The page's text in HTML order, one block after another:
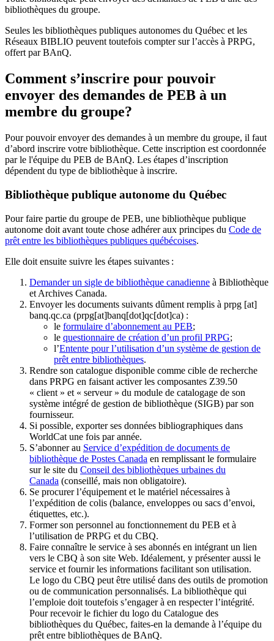
bibliothèques du groupe.
Seules les bibliothèques publiques autonomes du Québec et les
Réseaux BIBLIO peuvent toutefois compter sur l’accès à PRPG,
offert par BAnQ.
Comment s’inscrire pour pouvoir
envoyer des demandes de PEB à un
membre du groupe?
Pour pouvoir envoyer des demandes à un membre du groupe, il faut
d’abord inscrire votre bibliothèque. Cette inscription est coordonnée
par le l'équipe du PEB de BAnQ. Les étapes d’inscription
dépendent du type de bibliothèque à inscrire.
Bibliothèque publique autonome du Québec
Pour faire partie du groupe de PEB, une bibliothèque publique
autonome doit avant toute chose adhérer aux principes du Code de
prêt entre les bibliothèques publiques québécoises.
Elle doit ensuite suivre les étapes suivantes :
Demander un sigle de bibliothèque canadienne à Bibliothèque
et Archives Canada.
Envoyer les documents suivants dûment remplis à prpg [at]
banq.qc.ca (prpg[at]banq[dot]qc[dot]ca) :
le formulaire d’abonnement au PEB;
le questionnaire de création d’un profil PRPG;
l’Entente pour l’utilisation d’un système de gestion de
prêt entre bibliothèques.
Rendre son catalogue disponible comme cible de recherche
dans PRPG en faisant activer les composantes Z39.50
« client » et « serveur » du module de catalogage de son
système intégré de gestion de bibliothèque (SIGB) par son
fournisseur.
Si possible, exporter ses données bibliographiques dans
WorldCat une fois par année.
S’abonner au Service d’expédition de documents de
bibliothèque de Postes Canada en remplissant le formulaire
sur le site du Conseil des bibliothèques urbaines du
Canada (conseillé, mais non obligatoire).
Se procurer l’équipement et le matériel nécessaires à
l’expédition de colis (balance, enveloppes ou sacs d’envoi,
étiquettes, etc.).
Former son personnel au fonctionnement du PEB et à
l’utilisation de PRPG et du CBQ.
Faire connaître le service à ses abonnés en intégrant un lien
vers le CBQ à son site Web. Idéalement, y présenter aussi le
service et fournir les informations facilitant son utilisation.
Le logo du CBQ peut être utilisé dans des outils de promotion
ou de communication personnalisés. La bibliothèque qui
l’emploie doit toutefois s’engager à en respecter l’intégrité.
Pour recevoir le fichier du logo du Catalogue des
bibliothèques du Québec, faites-en la demande à l’équipe du
prêt entre bibliothèques de BAnQ.